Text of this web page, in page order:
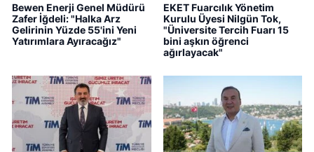
Bewen Enerji Genel Müdürü
Zafer İğdeli: "Halka Arz
Gelirinin Yüzde 55'ini Yeni
Yatırımlara Ayıracağız"
EKET Fuarcılık Yönetim
Kurulu Üyesi Nilgün Tok,
"Üniversite Tercih Fuarı 15
bini aşkın öğrenci
ağırlayacak"